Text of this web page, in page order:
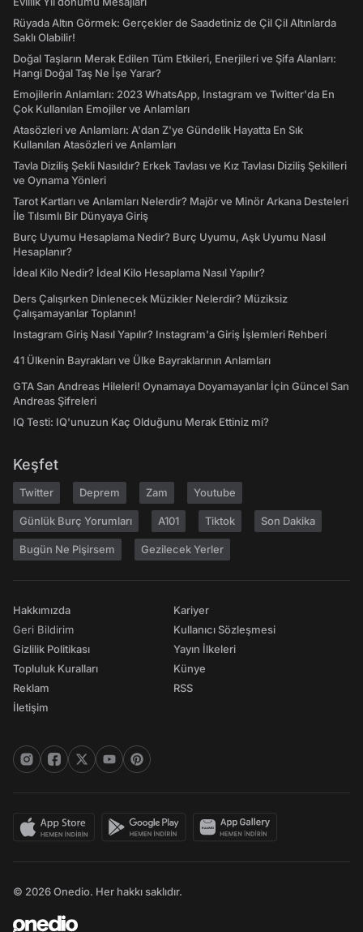
Rüyada Altın Görmek: Gerçekler de Saadetiniz de Çil Çil Altınlarda
Saklı Olabilir!
Doğal Taşların Merak Edilen Tüm Etkileri, Enerjileri ve Şifa Alanları:
Hangi Doğal Taş Ne İşe Yarar?
Emojilerin Anlamları: 2023 WhatsApp, Instagram ve Twitter'da En
Çok Kullanılan Emojiler ve Anlamları
Atasözleri ve Anlamları: A'dan Z'ye Gündelik Hayatta En Sık
Kullanılan Atasözleri ve Anlamları
Tavla Diziliş Şekli Nasıldır? Erkek Tavlası ve Kız Tavlası Diziliş Şekilleri
ve Oynama Yönleri
Tarot Kartları ve Anlamları Nelerdir? Majör ve Minör Arkana Desteleri
İle Tılsımlı Bir Dünyaya Giriş
Burç Uyumu Hesaplama Nedir? Burç Uyumu, Aşk Uyumu Nasıl
Hesaplanır?
İdeal Kilo Nedir? İdeal Kilo Hesaplama Nasıl Yapılır?
Ders Çalışırken Dinlenecek Müzikler Nelerdir? Müziksiz
Çalışamayanlar Toplanın!
Instagram Giriş Nasıl Yapılır? Instagram'a Giriş İşlemleri Rehberi
41 Ülkenin Bayrakları ve Ülke Bayraklarının Anlamları
GTA San Andreas Hileleri! Oynamaya Doyamayanlar İçin Güncel San
Andreas Şifreleri
IQ Testi: IQ'unuzun Kaç Olduğunu Merak Ettiniz mi?
Keşfet
Twitter Deprem Zam Youtube
Günlük Burç Yorumları A101 Tiktok Son Dakika
Bugün Ne Pişirsem Gezilecek Yerler
Hakkımızda
Geri Bildirim
Gizlilik Politikası
Topluluk Kuralları
Reklam
İletişim
Kariyer
Kullanıcı Sözleşmesi
Yayın İlkeleri
Künye
RSS
© 2026 Onedio. Her hakkı saklıdır.